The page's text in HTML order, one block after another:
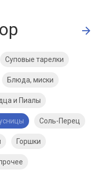
arrow_forward
Суповые тарелки
Блюда, миски
и Пиалы
Соль-Перец
Горшки